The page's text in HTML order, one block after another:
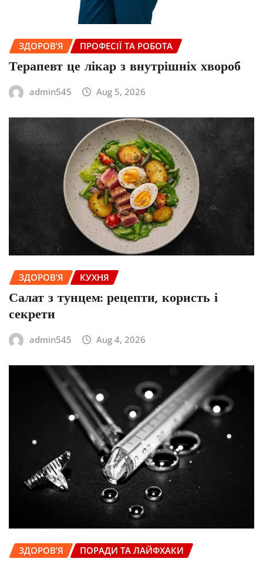
ЗДОРОВ’Я ПРОФЕСІЇ ТА РОБОТА
Терапевт це лікар з внутрішніх хвороб
admin545 Aug 5, 2026
ЗДОРОВ’Я КУХНЯ
Салат з тунцем: рецепти, користь і
секрети
admin545 Aug 4, 2026
ЗДОРОВ’Я ПОРАДИ ТА ЛАЙФХАКИ